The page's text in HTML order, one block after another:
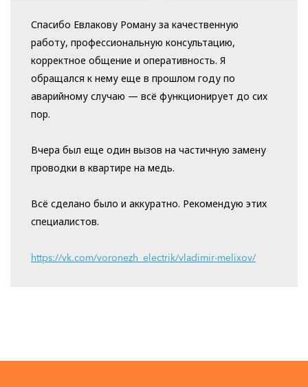
Спасибо Евлакову Роману за качественную
работу, профессиональную консультацию,
корректное общение и оперативность. Я
обращался к нему еще в прошлом году по
аварийному случаю — всё функционирует до сих
пор.
Вчера был еще один вызов на частичную замену
проводки в квартире на медь.
Всё сделано было и аккуратно. Рекомендую этих
специалистов.
https://vk.com/voronezh_electrik/vladimir-melixov/